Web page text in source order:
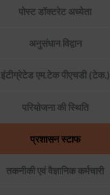
पोस्ट डॉक्टरेट अध्येता
अनुसंधान विद्वान
इंटीग्रेटेड एम.टेक पीएचडी (टेक.)
परियोजना की स्थिति
प्रशासन स्टाफ
तकनीकी एवं वैज्ञानिक कर्मचारी